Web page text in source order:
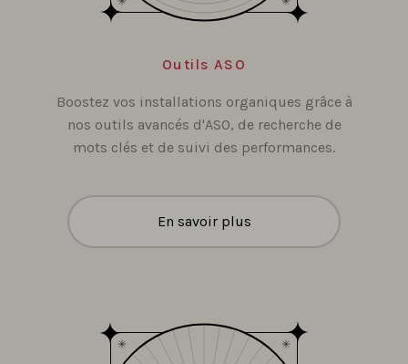
Outils ASO
Boostez vos installations organiques grâce à
nos outils avancés d'ASO, de recherche de
mots clés et de suivi des performances.
En savoir plus